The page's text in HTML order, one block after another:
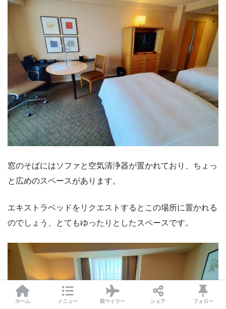
窓のそばにはソファと空気清浄器が置かれており、ちょっ
と広めのスペースがあります。
エキストラベッドをリクエストするとこの場所に置かれる
のでしょう、とてもゆったりとしたスペースです。
ホーム メニュー 陸マイラー シェア フォロー